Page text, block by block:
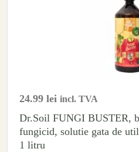
24.99 lei incl. TVA
Dr.Soil FUNGI BUSTER,
fungicid, solutie gata de
1 litru